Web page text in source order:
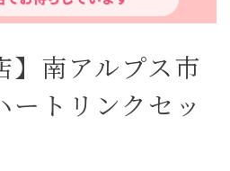
】南アルプス市
トリンクセッ